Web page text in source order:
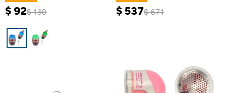
$ 92$ 138 $537$ 671